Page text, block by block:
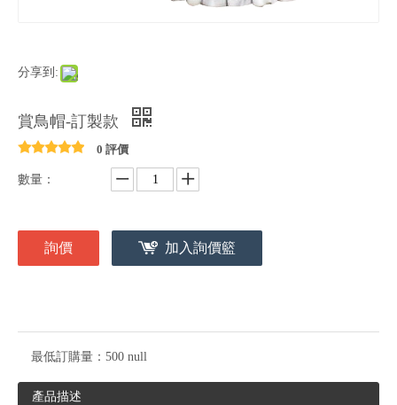
分享到:
賞鳥帽-訂製款
0 評價
數量：
詢價 加入詢價籃
最低訂購量： 500 null
產品描述